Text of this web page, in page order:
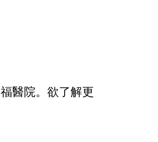
醫院。欲了解更